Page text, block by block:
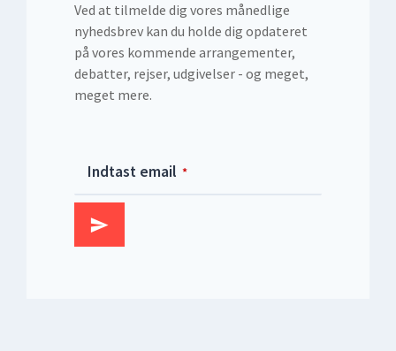
Ved at tilmelde dig vores månedlige
nyhedsbrev kan du holde dig opdateret
på vores kommende arrangementer,
debatter, rejser, udgivelser - og meget,
meget mere.
Indtast email *
Tilmeld